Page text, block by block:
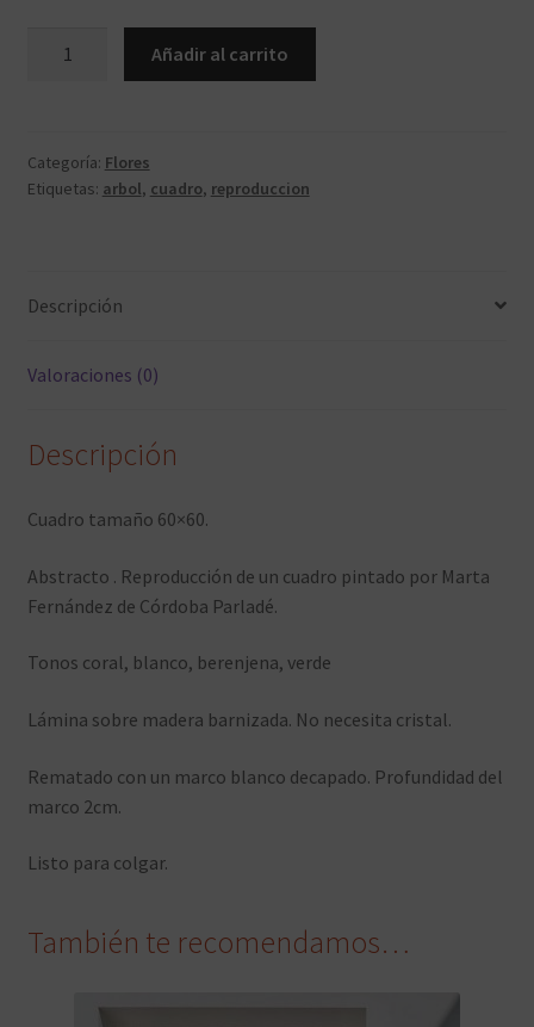
Añadir al carrito
Categoría: Flores
Etiquetas: arbol, cuadro, reproduccion
Descripción
Valoraciones (0)
Descripción
Cuadro tamaño 60×60.
Abstracto . Reproducción de un cuadro pintado por Marta
Fernández de Córdoba Parladé.
Tonos coral, blanco, berenjena, verde
Lámina sobre madera barnizada. No necesita cristal.
Rematado con un marco blanco decapado. Profundidad del
marco 2cm.
Listo para colgar.
También te recomendamos…